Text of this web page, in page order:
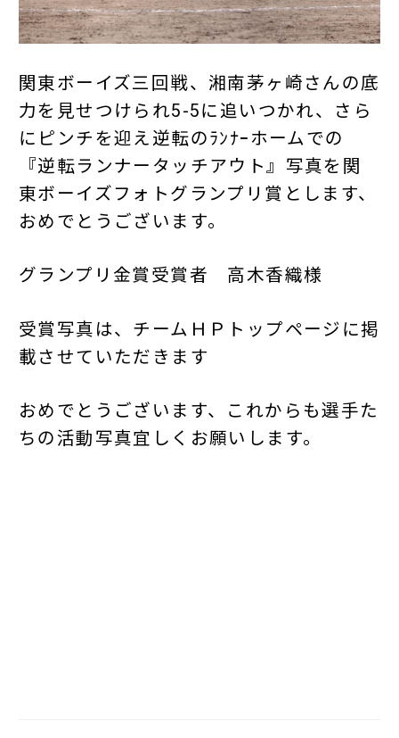
関東ボーイズ三回戦、湘南茅ヶ崎さんの底
力を見せつけられ5-5に追いつかれ、さら
にピンチを迎え逆転のﾗﾝﾅｰホームでの
『逆転ランナータッチアウト』写真を関
東ボーイズフォトグランプリ賞とします、
おめでとうございます。
グランプリ金賞受賞者 高木香織様
受賞写真は、チームＨＰトップページに掲
載させていただきます
おめでとうございます、これからも選手た
ちの活動写真宜しくお願いします。